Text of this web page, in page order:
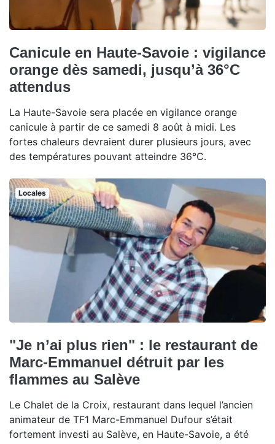
Canicule en Haute-Savoie : vigilance
orange dès samedi, jusqu’à 36°C
attendus
La Haute-Savoie sera placée en vigilance orange
canicule à partir de ce samedi 8 août à midi. Les
fortes chaleurs devraient durer plusieurs jours, avec
des températures pouvant atteindre 36°C.
Locales
"Je n’ai plus rien" : le restaurant de
Marc-Emmanuel détruit par les
flammes au Salève
Le Chalet de la Croix, restaurant dans lequel l’ancien
animateur de TF1 Marc-Emmanuel Dufour s’était
fortement investi au Salève, en Haute-Savoie, a été